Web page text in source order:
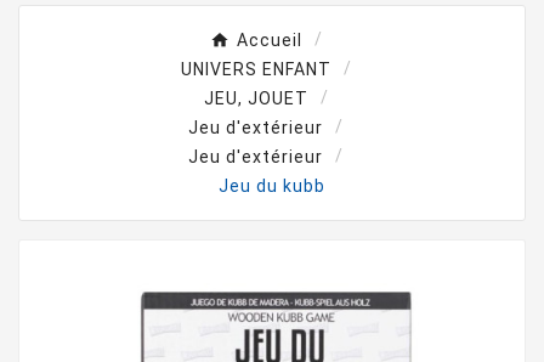
Accueil
UNIVERS ENFANT
JEU, JOUET
Jeu d'extérieur
Jeu d'extérieur
Jeu du kubb